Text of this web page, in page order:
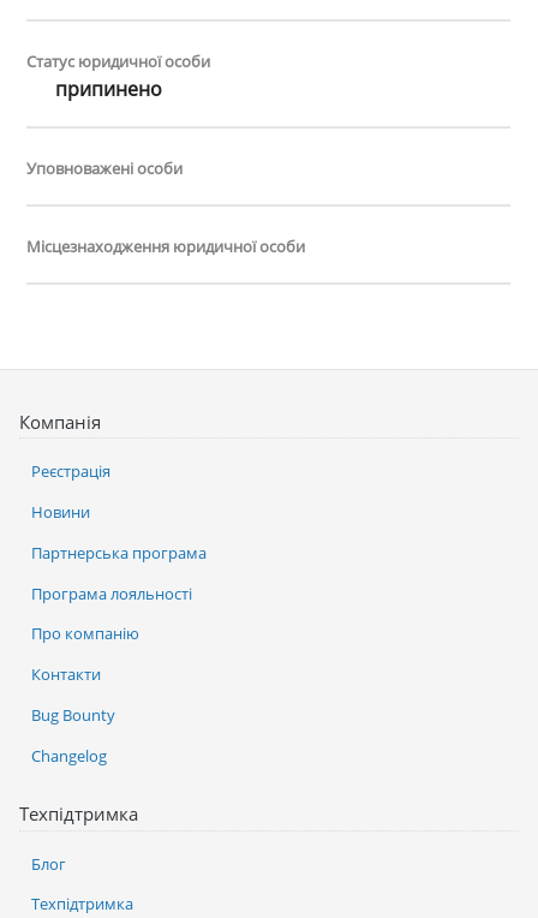
Статус юридичної особи
припинено
Уповноважені особи
Місцезнаходження юридичної особи
Компанія
Реєстрація
Новини
Партнерська програма
Програма лояльності
Про компанію
Контакти
Bug Bounty
Changelog
Техпідтримка
Блог
Техпідтримка